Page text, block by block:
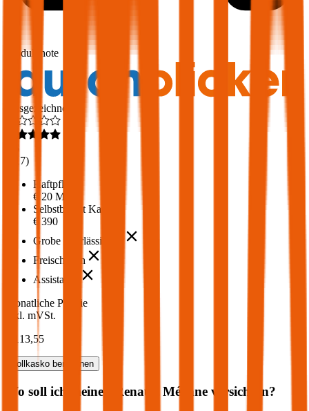
Produktnote
Ausgezeichnet
217)
Haftpflicht
€ 20 Mio.
Selbstbehalt Kasko
€ 390
Grobe Fahrlässigkeit
Freischaden
Assistance
Monatliche Prämie
inkl. mVSt.
€ 113,55
Vollkasko berechnen
Wo soll ich meinen Renault Mégane versichern?